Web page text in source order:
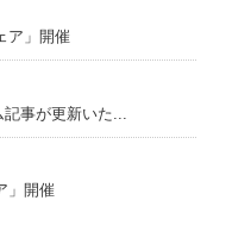
ア」開催
事が更新いた...
」開催